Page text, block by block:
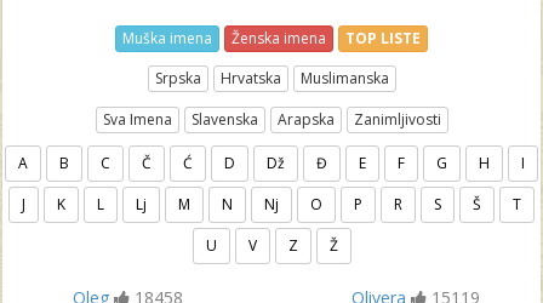
Muška imena Ženska imena
TOP LISTE
Srpska
Hrvatska
Muslimanska
Sva Imena
Slavenska Arapska Zanimljivosti
A B C Č Ć D Dž Đ E F G H
I
J
K L Lj M N Nj O P R S Š
T
U
V Z Ž
Oleg 18458 Olivera
15119